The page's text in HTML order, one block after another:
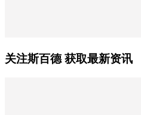
关注斯百德 获取最新资讯